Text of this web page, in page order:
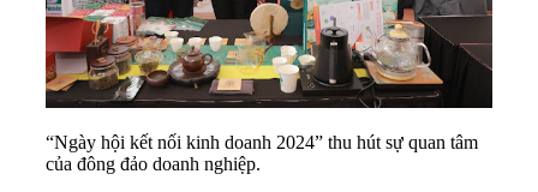
“Ngày hội kết nối kinh doanh 2024” thu hút sự quan tâm
của đông đảo doanh nghiệp.